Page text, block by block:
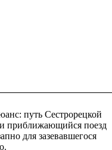
путь Сестрорецкой
и приближающийся поезд
для зазевавшегося